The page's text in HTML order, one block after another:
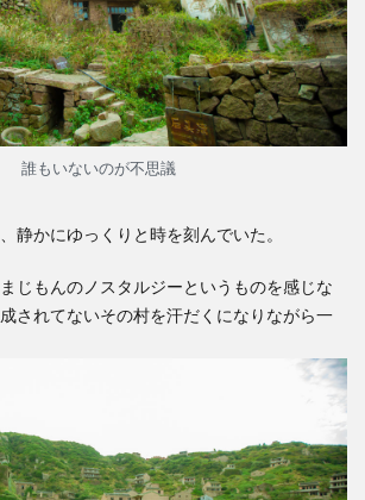
誰もいないのが不思議
静かにゆっくりと時を刻んでいた。
じもんのノスタルジーというものを感じな
されてないその村を汗だくになりながら一